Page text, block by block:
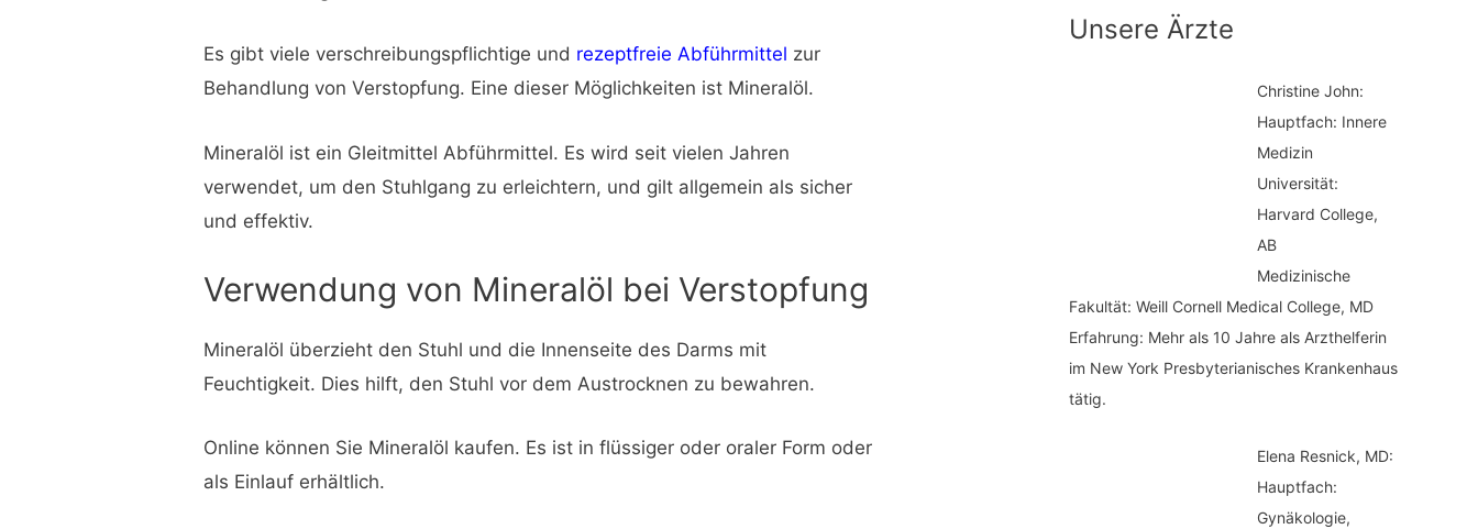
Es gibt viele verschreibungspflichtige und rezeptfreie Abführmittel zur
Behandlung von Verstopfung. Eine dieser Möglichkeiten ist Mineralöl.
Mineralöl ist ein Gleitmittel Abführmittel. Es wird seit vielen Jahren
verwendet, um den Stuhlgang zu erleichtern, und gilt allgemein als sicher
und effektiv.
Verwendung von Mineralöl bei Verstopfung
Mineralöl überzieht den Stuhl und die Innenseite des Darms mit
Feuchtigkeit. Dies hilft, den Stuhl vor dem Austrocknen zu bewahren.
Online können Sie Mineralöl kaufen. Es ist in flüssiger oder oraler Form oder
als Einlauf erhältlich.
c
e
Unsere Ärzte
Christine John:
Hauptfach: Innere
Medizin
Universität:
Harvard College,
AB
Medizinische
Fakultät: Weill Cornell Medical College, MD
Erfahrung: Mehr als 10 Jahre als Arzthelferin
im New York Presbyterianisches Krankenhaus
tätig.
Elena Resnick, MD:
Hauptfach:
Gynäkologie,